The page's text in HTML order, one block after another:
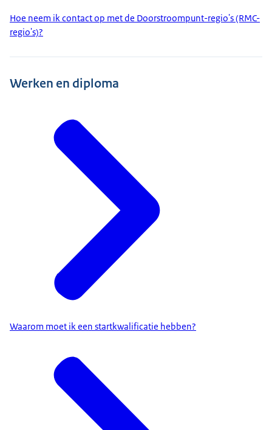
Hoe neem ik contact op met de Doorstroompunt-regio's (RMC-
regio's)?
Werken en diploma
Waarom moet ik een startkwalificatie hebben?